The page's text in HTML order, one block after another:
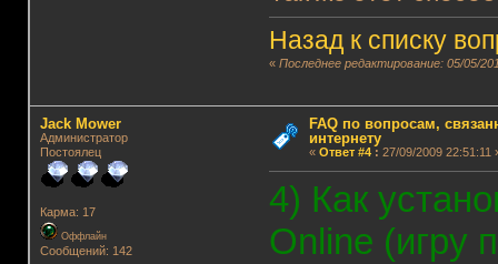
Назад к списку
«Последнее редактирование: 05/05/
Jack Mower
Администратор
Постоялец
Карма: 17
Оффлайн
Сообщений: 142
FAQ по вопросам,
интернету
« Ответ #4: 27/09/2009 22:51:11
4) Как
Online (игру